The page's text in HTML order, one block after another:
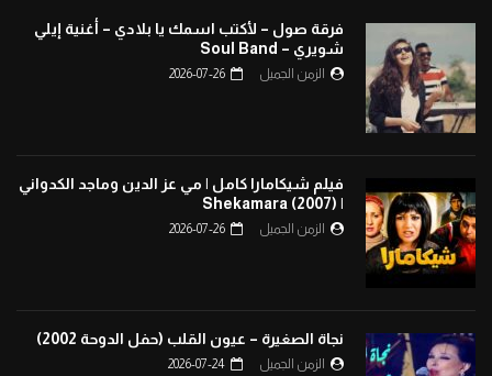
فرقة صول – لأكتب اسمك يا بلادي – أغنية إيلي
شويري – Soul Band
الزمن الجميل 2026-07-26
فيلم شيكامارا كامل | مي عز الدين وماجد الكدواني
| Shekamara (2007)
الزمن الجميل 2026-07-26
نجاة الصغيرة – عيون القلب (حفل الدوحة 2002)
الزمن الجميل 2026-07-24